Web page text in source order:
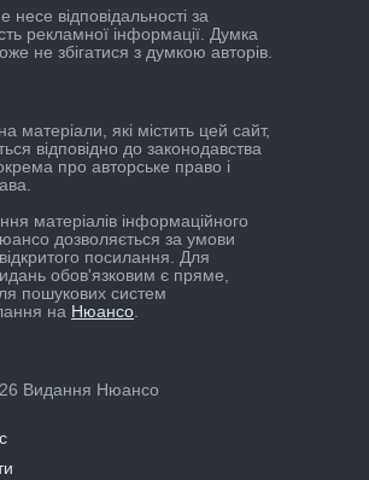
несе вiдповiдальностi за
рекламної iнформацiї. Думка
не збiгатися з думкою авторiв.
матеріали, які містить цей сайт,
відповідно до законодавства
про авторське право і
матеріалів інформаційного
дозволяється за умови
посилання. Для
обов'язковим є пряме,
пошукових систем
на Нюансо.
Видання Нюансо